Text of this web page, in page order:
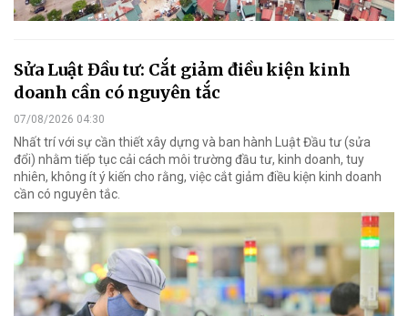
Sửa Luật Đầu tư: Cắt giảm điều kiện kinh
doanh cần có nguyên tắc
07/08/2026 04:30
Nhất trí với sự cần thiết xây dựng và ban hành Luật Đầu tư (sửa
đổi) nhằm tiếp tục cải cách môi trường đầu tư, kinh doanh, tuy
nhiên, không ít ý kiến cho rằng, việc cắt giảm điều kiện kinh doanh
cần có nguyên tắc.